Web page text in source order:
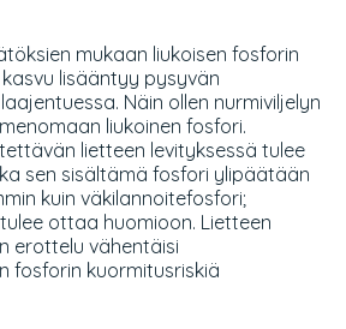
mukaan liukoisen fosforin
lisääntyy pysyvän
Näin ollen nurmiviljelyn
liukoinen fosfori.
lietteen levityksessä tulee
sen sisältämä fosfori ylipäätään
kuin väkilannoitefosfori;
ottaa huomioon. Lietteen
erottelu vähentäisi
fosforin kuormitusriskiä